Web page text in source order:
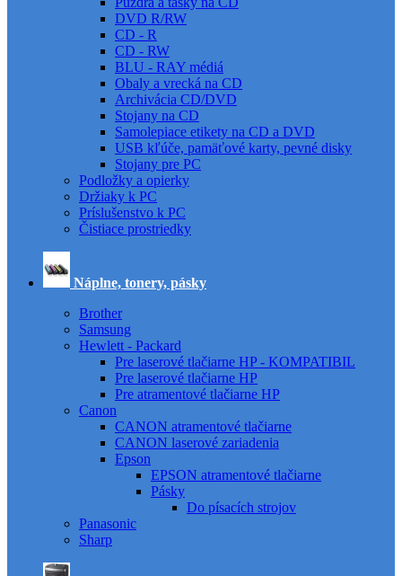
DVD R/RW
CD - R
CD - RW
BLU - RAY médiá
Obaly a vrecká na CD
Archivácia CD/DVD
Stojany na CD
Samolepiace etikety na CD a DVD
USB kľúče, pamäťové karty, pevné disky
Stojany pre PC
Podložky a opierky
Držiaky k PC
Príslušenstvo k PC
Čistiace prostriedky
Náplne, tonery, pásky
Brother
Samsung
Hewlett - Packard
Pre laserové tlačiarne HP - KOMPATIBIL
Pre laserové tlačiarne HP
Pre atramentové tlačiarne HP
Canon
CANON atramentové tlačiarne
CANON laserové zariadenia
Epson
EPSON atramentové tlačiarne
Pásky
Do písacích strojov
Panasonic
Sharp